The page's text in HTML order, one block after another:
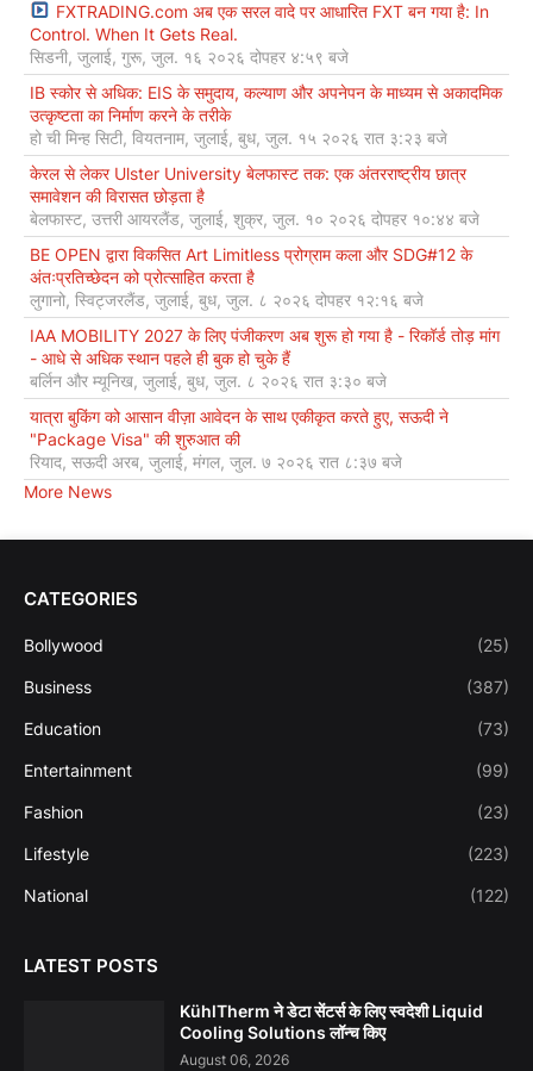
FXTRADING.com अब एक सरल वादे पर आधारित FXT बन गया है: In
Control. When It Gets Real.
सिडनी, जुलाई, गुरू, जुल. १६ २०२६ दोपहर ४:५९ बजे
IB स्कोर से अधिक: EIS के समुदाय, कल्याण और अपनेपन के माध्यम से अकादमिक
उत्कृष्टता का निर्माण करने के तरीके
हो ची मिन्ह सिटी, वियतनाम, जुलाई, बुध, जुल. १५ २०२६ रात ३:२३ बजे
केरल से लेकर Ulster University बेलफास्ट तक: एक अंतरराष्ट्रीय छात्र
समावेशन की विरासत छोड़ता है
बेलफास्ट, उत्तरी आयरलैंड, जुलाई, शुक्र, जुल. १० २०२६ दोपहर १०:४४ बजे
BE OPEN द्वारा विकसित Art Limitless प्रोग्राम कला और SDG#12 के
अंतःप्रतिच्छेदन को प्रोत्साहित करता है
लुगानो, स्विट्जरलैंड, जुलाई, बुध, जुल. ८ २०२६ दोपहर १२:१६ बजे
IAA MOBILITY 2027 के लिए पंजीकरण अब शुरू हो गया है - रिकॉर्ड तोड़ मांग
- आधे से अधिक स्थान पहले ही बुक हो चुके हैं
बर्लिन और म्यूनिख, जुलाई, बुध, जुल. ८ २०२६ रात ३:३० बजे
यात्रा बुकिंग को आसान वीज़ा आवेदन के साथ एकीकृत करते हुए, सऊदी ने
"Package Visa" की शुरुआत की
रियाद, सऊदी अरब, जुलाई, मंगल, जुल. ७ २०२६ रात ८:३७ बजे
More News
CATEGORIES
Bollywood (25)
Business (387)
Education (73)
Entertainment (99)
Fashion (23)
Lifestyle (223)
National (122)
LATEST POSTS
KühlTherm ने डेटा सेंटर्स के लिए स्वदेशी Liquid
Cooling Solutions लॉन्च किए
August 06, 2026